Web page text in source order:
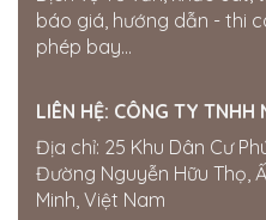
Miền Trung ·213 QL1A, TT. Phú
Thuận Bắc, Bình Thuận, Vietnam
CÔNG TY TNHH
DỰNG VÀ MÔI TRƯỜNG
Miền Trung · Đường Nguyễn
Phường Mỹ Bình, TP. Phan
Tỉnh Ninh Thuận, Việt Nam
báo giá, hướng dẫn - thi
phép bay...
LIÊN HỆ: CÔNG TY TNHH
Địa chỉ: 25 Khu Dân Cư
Đường Nguyễn Hữu Thọ,
Minh, Việt Nam